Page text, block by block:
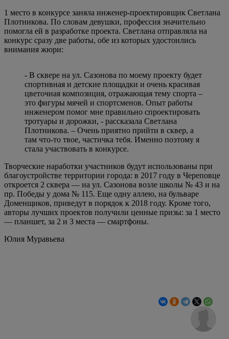
1 место в конкурсе заняла инженер-проектировщик Светлана
Плотникова. По словам девушки, профессия значительно
помогла ей в разработке проекта. Светлана отправляла на
конкурс сразу две работы, обе из которых удостоились
внимания жюри:
- В сквере на ул. Сазонова по моему проекту будет
спортивная и детские площадки и очень красивая
цветочная композиция, отражающая тему спорта –
это фигуры мячей и спортсменов. Опыт работы
инженером помог мне правильно спроектировать
тротуары и дорожки, - рассказала Светлана
Плотникова. – Очень приятно прийти в сквер, а
там что-то твое, частичка тебя. Именно поэтому я
стала участвовать в конкурсе.
Творческие наработки участников будут использованы при
благоустройстве территории города: в 2017 году в Череповце
откроется 2 сквера — на ул. Сазонова возле школы № 43 и на
пр. Победы у дома № 115. Еще одну аллею, на бульваре
Доменщиков, приведут в порядок к 2018 году. Кроме того,
авторы лучших проектов получили ценные призы: за 1 место
— планшет, за 2 и 3 места — смартфоны.
Юлия Муравьева